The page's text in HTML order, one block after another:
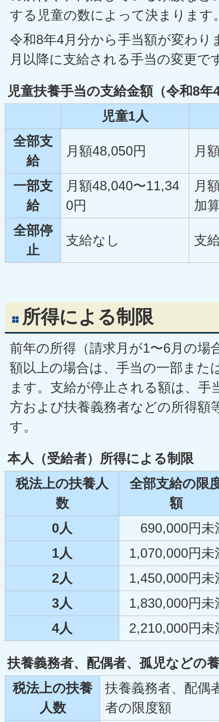
する児童の数によって決まります
令和8年4月分から手当額が変わり
月以降に支給される手当の変更で
児童扶養手当の支給金額（令和8年
児童1人
全部支
給
月額48,050円 月
一部支
給
月額48,040〜11,34
0円
月
加
全部停
止
支給なし 支
所得による制限
前年の所得（請求月が1〜6月の場
額以上の場合は、手当の一部また
ます。支給が停止される額は、手
方および扶養義務者などの所得額
す。
本人（受給者）所得による制限
税法上の扶養人
数
全部支給の限
額
0人
690,000円未
1人
1,070,000円未
2人
1,450,000円未
3人
1,830,000円未
4人
2,210,000円未
扶養義務者、配偶者、孤児などの
税法上の扶養
人数
扶養義務者、配偶
者の限度額